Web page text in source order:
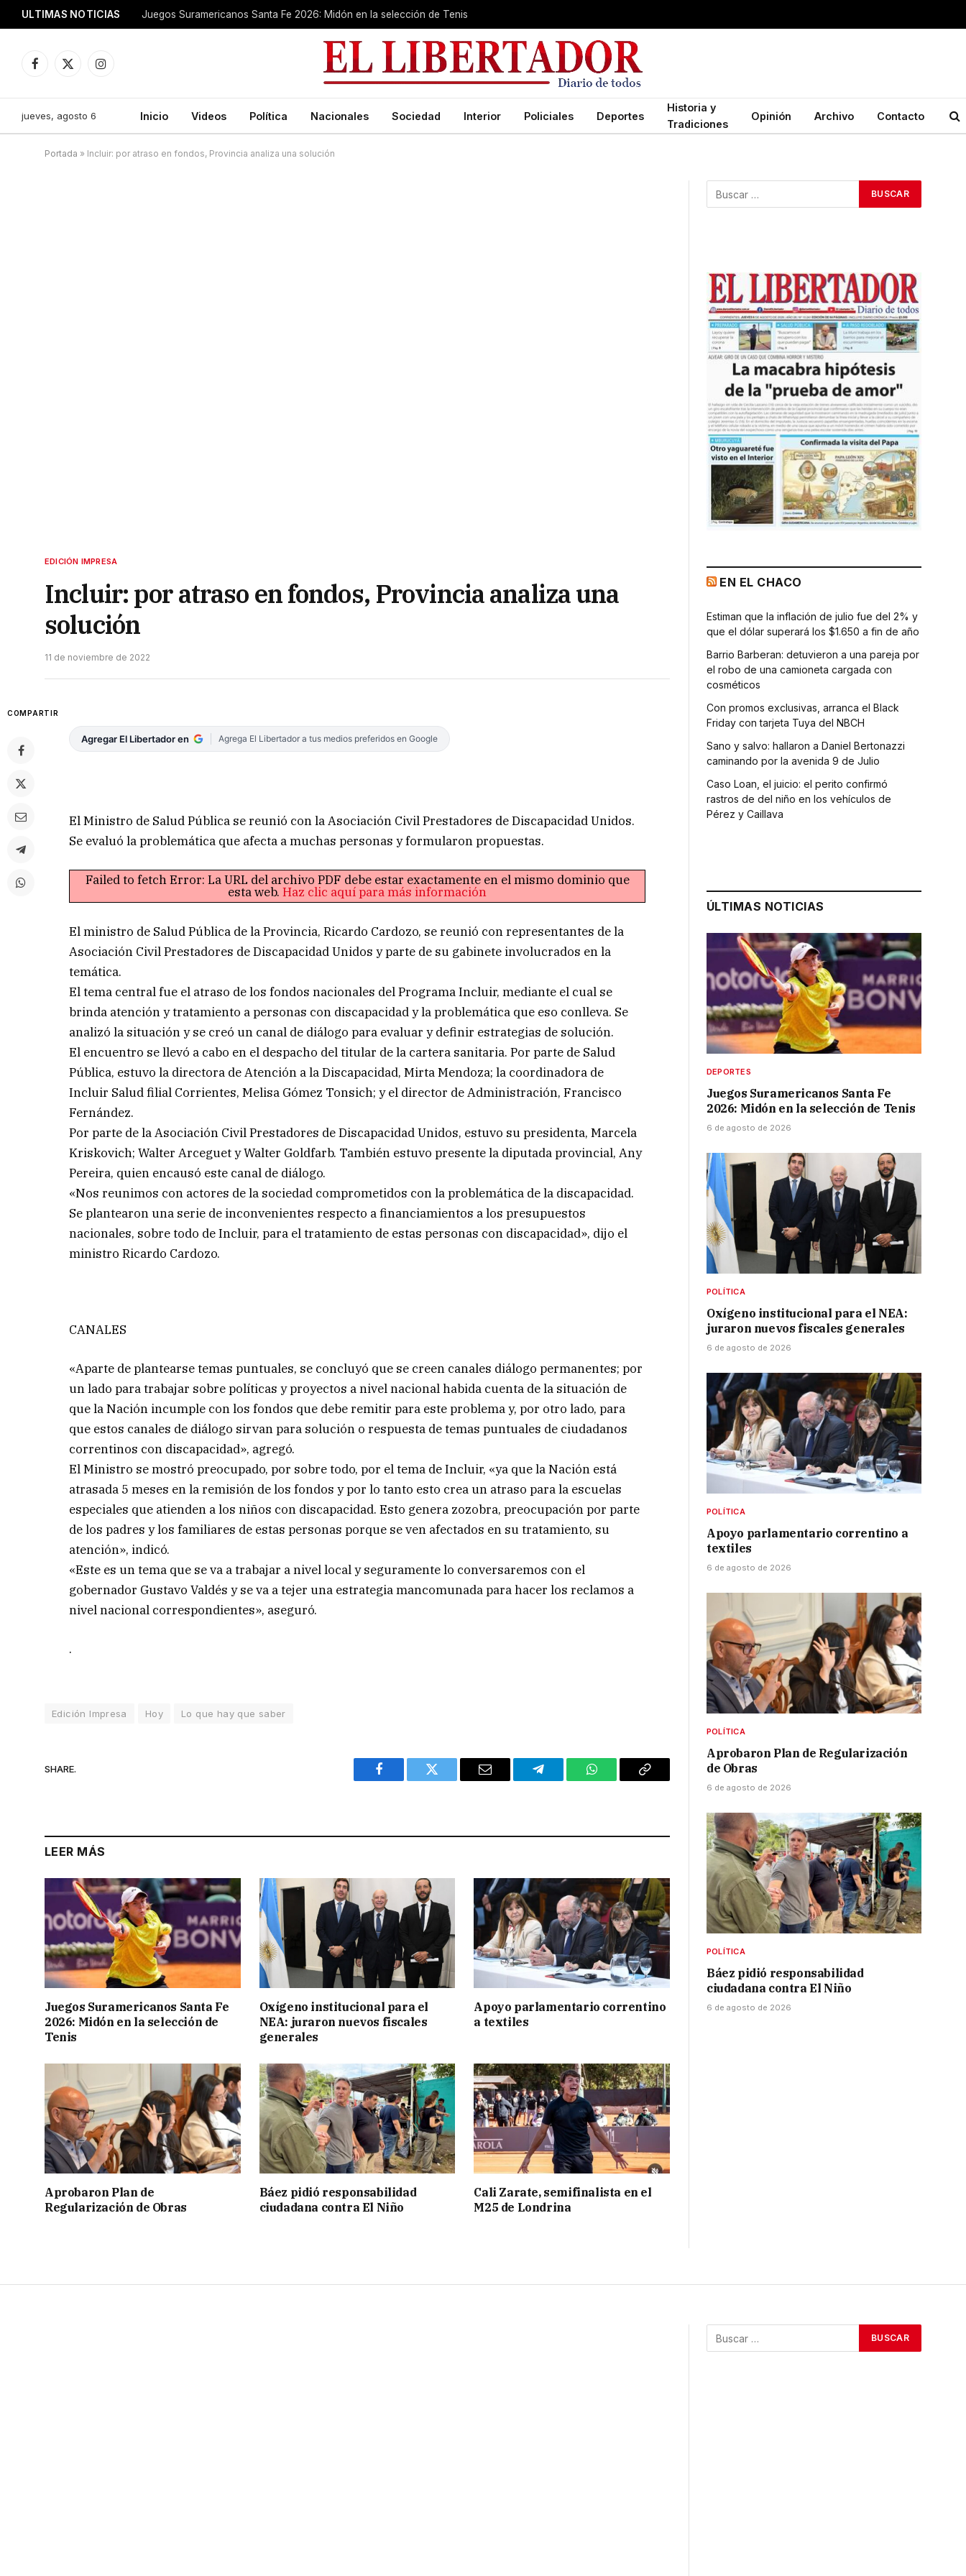
ULTIMAS NOTICIAS Juegos Suramericanos Santa Fe 2026: Midón en la selección de Tenis
Facebook
X
Instagram
jueves, agosto 6 Inicio Videos Política Nacionales Sociedad Interior Policiales Deportes
Historia y
Tradiciones
Opinión Archivo Contacto
Portada » Incluir: por atraso en fondos, Provincia analiza una solución
EDICIÓN IMPRESA
Incluir: por atraso en fondos, Provincia analiza una
solución
11 de noviembre de 2022
COMPARTIR
Agregar El Libertador en Agrega El Libertador a tus medios preferidos en Google
El Ministro de Salud Pública se reunió con la Asociación Civil Prestadores de Discapacidad Unidos.
Se evaluó la problemática que afecta a muchas personas y formularon propuestas.
Failed to fetch Error: La URL del archivo PDF debe estar exactamente en el mismo dominio que
esta web. Haz clic aquí para más información
El ministro de Salud Pública de la Provincia, Ricardo Cardozo, se reunió con representantes de la
Asociación Civil Prestadores de Discapacidad Unidos y parte de su gabinete involucrados en la
temática.
El tema central fue el atraso de los fondos nacionales del Programa Incluir, mediante el cual se
brinda atención y tratamiento a personas con discapacidad y la problemática que eso conlleva. Se
analizó la situación y se creó un canal de diálogo para evaluar y definir estrategias de solución.
El encuentro se llevó a cabo en el despacho del titular de la cartera sanitaria. Por parte de Salud
Pública, estuvo la directora de Atención a la Discapacidad, Mirta Mendoza; la coordinadora de
Incluir Salud filial Corrientes, Melisa Gómez Tonsich; y el director de Administración, Francisco
Fernández.
Por parte de la Asociación Civil Prestadores de Discapacidad Unidos, estuvo su presidenta, Marcela
Kriskovich; Walter Arceguet y Walter Goldfarb. También estuvo presente la diputada provincial, Any
Pereira, quien encausó este canal de diálogo.
«Nos reunimos con actores de la sociedad comprometidos con la problemática de la discapacidad.
Se plantearon una serie de inconvenientes respecto a financiamientos a los presupuestos
nacionales, sobre todo de Incluir, para el tratamiento de estas personas con discapacidad», dijo el
ministro Ricardo Cardozo.
CANALES
«Aparte de plantearse temas puntuales, se concluyó que se creen canales diálogo permanentes; por
un lado para trabajar sobre políticas y proyectos a nivel nacional habida cuenta de la situación de
que la Nación incumple con los fondos que debe remitir para este problema y, por otro lado, para
que estos canales de diálogo sirvan para solución o respuesta de temas puntuales de ciudadanos
correntinos con discapacidad», agregó.
El Ministro se mostró preocupado, por sobre todo, por el tema de Incluir, «ya que la Nación está
atrasada 5 meses en la remisión de los fondos y por lo tanto esto crea un atraso para la escuelas
especiales que atienden a los niños con discapacidad. Esto genera zozobra, preocupación por parte
de los padres y los familiares de estas personas porque se ven afectados en su tratamiento, su
atención», indicó.
«Este es un tema que se va a trabajar a nivel local y seguramente lo conversaremos con el
gobernador Gustavo Valdés y se va a tejer una estrategia mancomunada para hacer los reclamos a
nivel nacional correspondientes», aseguró.
.
Edición Impresa Hoy Lo que hay que saber
SHARE.
Facebook Twitter Email Telegram WhatsAppCopy
LEER MÁS
Juegos Suramericanos Santa Fe
2026: Midón en la selección de
Tenis
Oxígeno institucional para el
NEA: juraron nuevos fiscales
generales
Apoyo parlamentario correntino
a textiles
Aprobaron Plan de
Regularización de Obras
Báez pidió responsabilidad
ciudadana contra El Niño
Cali Zarate, semifinalista en el
M25 de Londrina
EN EL CHACO
Estiman que la inflación de julio fue del 2% y
que el dólar superará los $1.650 a fin de año
Barrio Barberan: detuvieron a una pareja por
el robo de una camioneta cargada con
cosméticos
Con promos exclusivas, arranca el Black
Friday con tarjeta Tuya del NBCH
Sano y salvo: hallaron a Daniel Bertonazzi
caminando por la avenida 9 de Julio
Caso Loan, el juicio: el perito confirmó
rastros de del niño en los vehículos de
Pérez y Caillava
ÚLTIMAS NOTICIAS
DEPORTES
Juegos Suramericanos Santa Fe
2026: Midón en la selección de Tenis
6 de agosto de 2026
POLÍTICA
Oxígeno institucional para el NEA:
juraron nuevos fiscales generales
6 de agosto de 2026
POLÍTICA
Apoyo parlamentario correntino a
textiles
6 de agosto de 2026
POLÍTICA
Aprobaron Plan de Regularización
de Obras
6 de agosto de 2026
POLÍTICA
Báez pidió responsabilidad
ciudadana contra El Niño
6 de agosto de 2026